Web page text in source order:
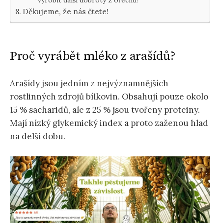
Děkujeme, že nás čtete!
Proč vyrábět mléko z arašídů?
Arašídy jsou jedním z nejvýznamnějších
rostlinných zdrojů bílkovin. Obsahují pouze okolo
15 % sacharidů, ale z 25 % jsou tvořeny proteiny.
Mají nízký glykemický index a proto zaženou hlad
na delší dobu.